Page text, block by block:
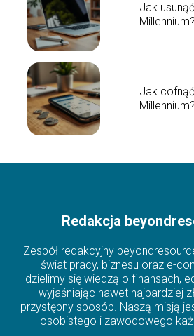
Jak
Jak
Redakcja
Zespół redakcyjny
świat pracy, biznesu oraz e-
dzielimy się wiedzą o finansach,
wyjaśniając nawet najbardziej
przystępny sposób. Naszą misją
osobistego i zawodowego